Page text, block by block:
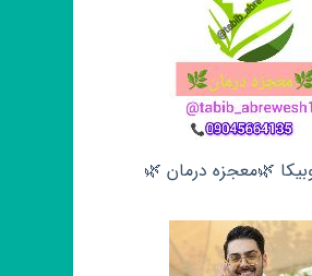
🌿معجزه درمان 🌿